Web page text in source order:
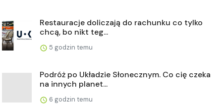
Restauracje doliczają do rachunku co tylko
chcą, bo nikt teg...
5 godzin temu
Podróż po Układzie Słonecznym. Co cię czeka
na innych planet...
6 godzin temu